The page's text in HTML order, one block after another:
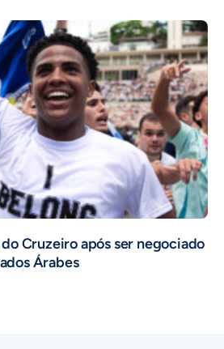
Cruzeiro após ser negociado
Árabes